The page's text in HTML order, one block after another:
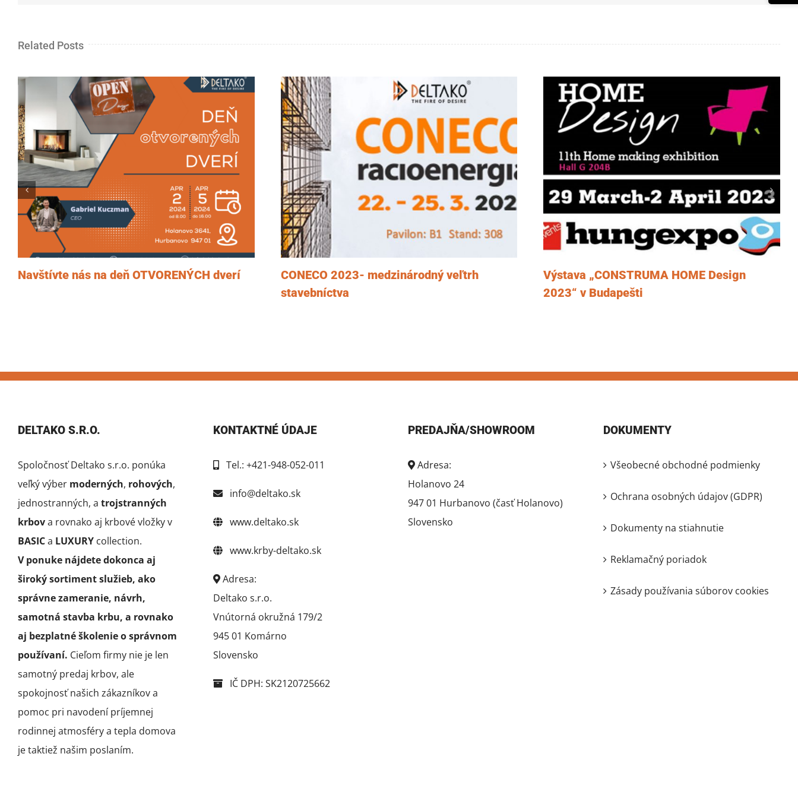
Related Posts
Navštívte nás na deň OTVORENÝCH dverí
CONECO 2023- medzinárodný veľtrh
stavebníctva
Výstava „CONSTRUMA HOME Design
2023“ v Budapešti
DELTAKO S.R.O.
Spoločnosť Deltako s.r.o. ponúka
veľký výber moderných, rohových,
jednostranných, a trojstranných
krbova rovnako aj krbové vložky v
BASICa LUXURY collection.
V ponuke nájdete dokonca aj
široký sortiment služieb, ako
správne zameranie, návrh,
samotná stavba krbu, a rovnako
aj bezplatné školenie o správnom
používaní. Cieľom firmy nie je len
samotný predaj krbov, ale
spokojnosť našich zákazníkov a
pomoc pri navodení príjemnej
rodinnej atmosféry a tepla domova
je taktiež našim poslaním.
KONTAKTNÉ ÚDAJE
Tel.: +421-948-052-011
info@deltako.sk
www.deltako.sk
www.krby-deltako.sk
Adresa:
Deltako s.r.o.
Vnútorná okružná 179/2
945 01 Komárno
Slovensko
IČ DPH: SK2120725662
PREDAJŇA/SHOWROOM
Adresa:
Holanovo 24
947 01 Hurbanovo (časť Holanovo)
Slovensko
DOKUMENTY
Všeobecné obchodné podmienky
Ochrana osobných údajov (GDPR)
Dokumenty na stiahnutie
Reklamačný poriadok
Zásady používania súborov cookies